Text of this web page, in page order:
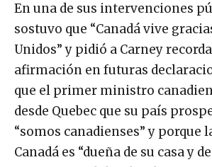
En una de sus intervenciones
sostuvo que “Canadá vive
Unidos” y pidió a Carney
afirmación en futuras
que el primer ministro
desde Quebec que su país
“somos canadienses” y porque
Canadá es “dueña de su casa y